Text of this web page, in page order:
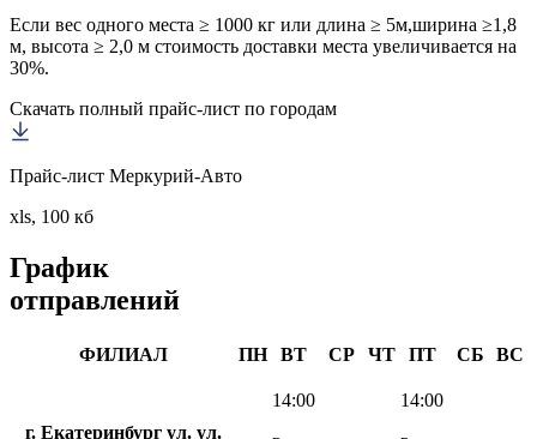
Если вес одного места ≥ 1000 кг или длина ≥ 5м,ширина ≥1,8
м, высота ≥ 2,0 м стоимость доставки места увеличивается на
30%.
Скачать полный прайс-лист по городам
Прайс-лист Меркурий-Авто
xls, 100 кб
График
отправлений
ФИЛИАЛ ПН ВТ СР ЧТ ПТ СБ ВС
г. Екатеринбург ул. ул.
14:00
14:00